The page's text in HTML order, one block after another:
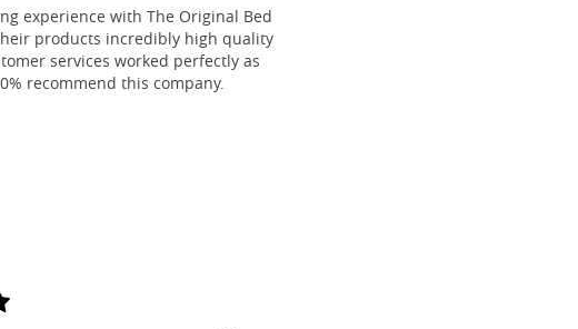
experience with The Original Bed
products incredibly high quality
services worked perfectly as
recommend this company.